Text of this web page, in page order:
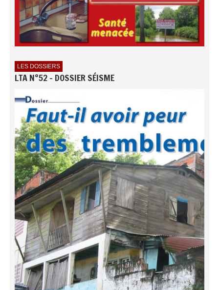
LES DOSSIERS
LTA N°52 - DOSSIER SÉISME